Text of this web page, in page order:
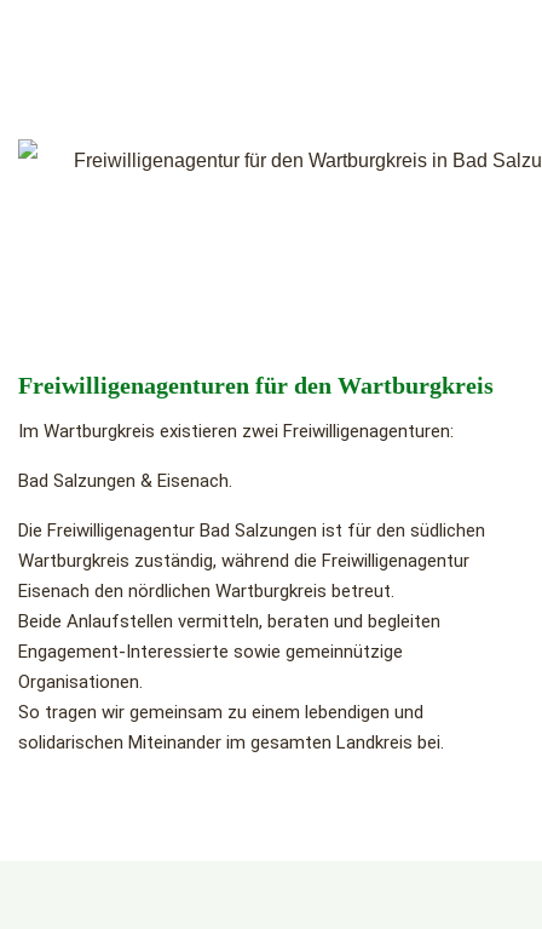
Freiwilligenagenturen für den Wartburgkreis
Im Wartburgkreis existieren zwei Freiwilligenagenturen:
Bad Salzungen & Eisenach.
Die Freiwilligenagentur Bad Salzungen ist für den südlichen
Wartburgkreis zuständig, während die Freiwilligenagentur
Eisenach den nördlichen Wartburgkreis betreut.
Beide Anlaufstellen vermitteln, beraten und begleiten
Engagement-Interessierte sowie gemeinnützige
Organisationen.
So tragen wir gemeinsam zu einem lebendigen und
solidarischen Miteinander im gesamten Landkreis bei.